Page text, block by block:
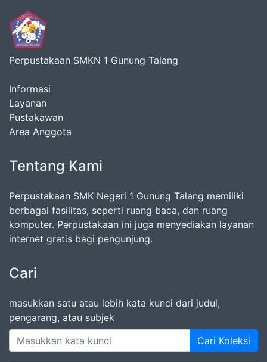
Perpustakaan SMKN 1 Gunung Talang
Informasi
Layanan
Pustakawan
Area Anggota
Tentang Kami
Perpustakaan SMK Negeri 1 Gunung Talang memiliki
berbagai fasilitas, seperti ruang baca, dan ruang
komputer. Perpustakaan ini juga menyediakan layanan
internet gratis bagi pengunjung.
Cari
masukkan satu atau lebih kata kunci dari judul,
pengarang, atau subjek
Cari Koleksi